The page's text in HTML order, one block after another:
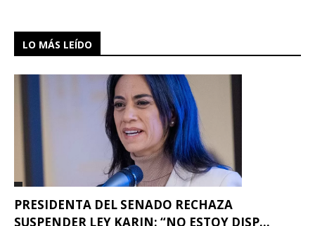
LO MÁS LEÍDO
PRESIDENTA DEL SENADO RECHAZA
SUSPENDER LEY KARIN: “NO ESTOY DISP...